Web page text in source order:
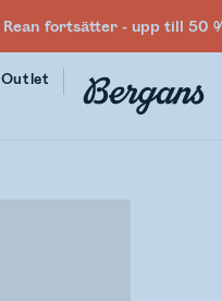
Rean fortsätter - upp till 50
Outlet